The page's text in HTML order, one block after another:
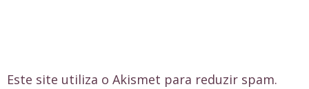
Este site utiliza o Akismet para reduzir spam.